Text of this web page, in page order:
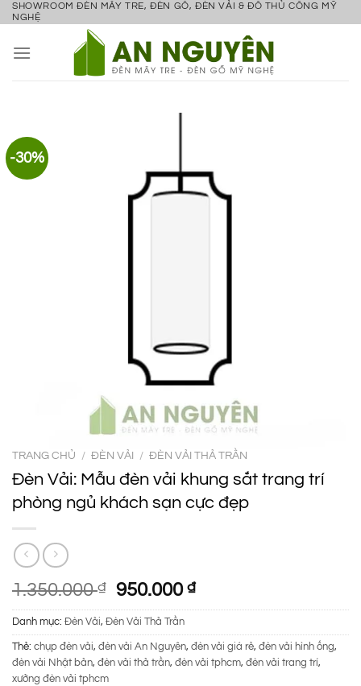
Bỏ
nội
SHOWROOM ĐÈN MÂY TRE, ĐÈN GỖ, ĐÈN VẢI & ĐỒ THỦ CÔNG MỸ
NGHỆ
-30%
TRANG CHỦ / ĐÈN VẢI / ĐÈN VẢI THẢ TRẦN
Đèn Vải: Mẫu đèn vải khung sắt trang trí
phòng ngủ khách sạn cực đẹp
1.350.000₫
Giá
gốc
là:
1.350.000 ₫.
950.000₫Giá
hiện
là:
950.000 ₫.
Danh mục: Đèn Vải, Đèn Vải Thả Trần
Thẻ: chụp đèn vải, đèn vải An Nguyên, đèn vải giá rẻ, đèn vải hình ống,
đèn vải Nhật bản, đèn vải thả trần, đèn vải tphcm, đèn vải trang trí,
xưởng đèn vải tphcm